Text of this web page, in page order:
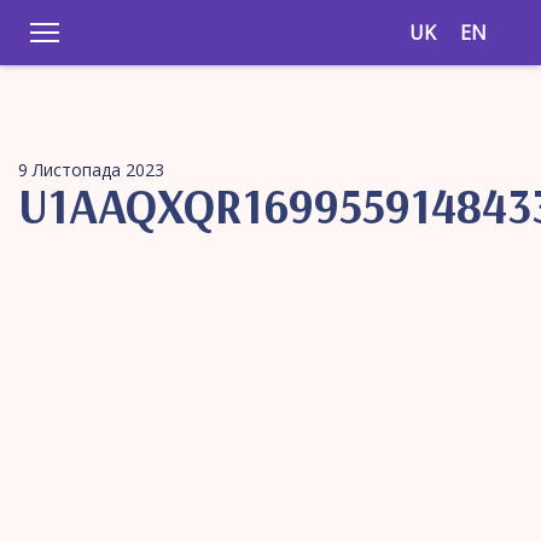
UK EN
9 Листопада 2023